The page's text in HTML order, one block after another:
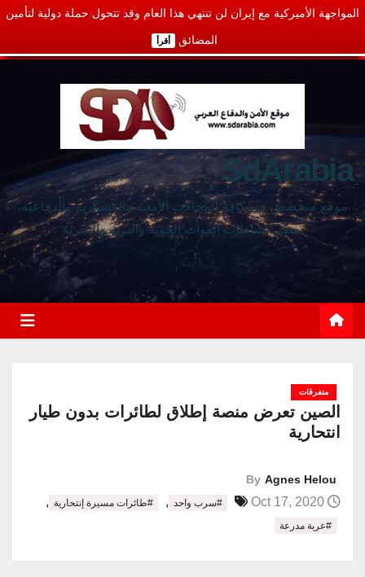
المواجهة الأميركية مع إيران لن تنتهي هذا العام وقد تتحول حملة دولية لتأمين
المضائق أقرأ
SdArabia
موقع متخصص في كافة المجالات الأمنية والعسكرية والدفاعية،
يغطي نشاطات القوات الجوية والبرية والبحرية
متفرقات
الصين تعرض منصة إطلاق لطائرات بدون طيار
انتحارية
By Agnes Helou
#سرب واحد , #طائرات مسيرة إنتحارية ,
#عربة مدرعة